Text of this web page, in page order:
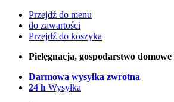
Przejdź do menu
do zawartości
Przejdź do koszyka
Pielęgnacja, gospodarstwo domowe
Darmowa wysyłka zwrotna
24 h Wysyłka